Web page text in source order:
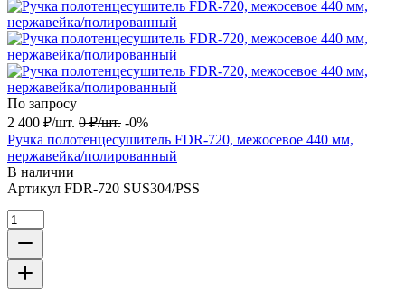
По запросу
2 400 ₽/шт. 0 ₽/шт. -0%
Ручка полотенцесушитель FDR-720, межосевое 440 мм,
нержавейка/полированный
В наличии
Артикул FDR-720 SUS304/PSS